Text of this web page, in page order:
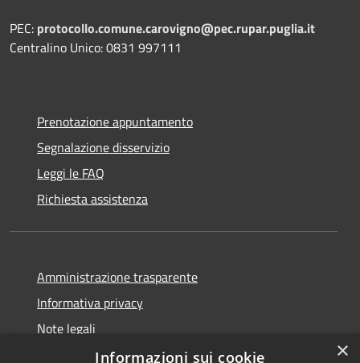
PEC: protocollo.comune.carovigno@pec.rupar.puglia.it
Centralino Unico: 0831 997111
Prenotazione appuntamento
Segnalazione disservizio
Leggi le FAQ
Richiesta assistenza
Amministrazione trasparente
Informativa privacy
Note legali
Dichiarazione di accessibilità
×
Informazioni sui cookie